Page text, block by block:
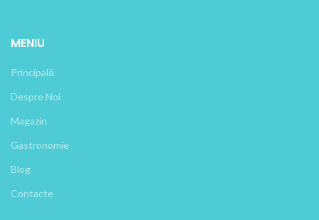
MENIU
Principală
Despre Noi
Magazin
Gastronomie
Blog
Contacte